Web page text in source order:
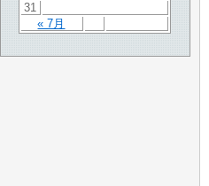
« 7月
31